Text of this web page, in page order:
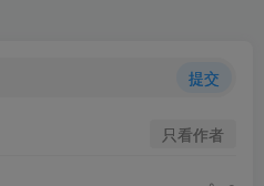
提交
只看作者